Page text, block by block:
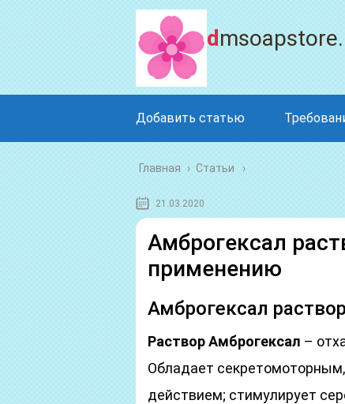
Добавить статью
Главная › Статьи
21.03.2020
Амброгексал
применению
Амброгексал раствор
Раствор Амброгексал –
Обладает
действием; стимулирует